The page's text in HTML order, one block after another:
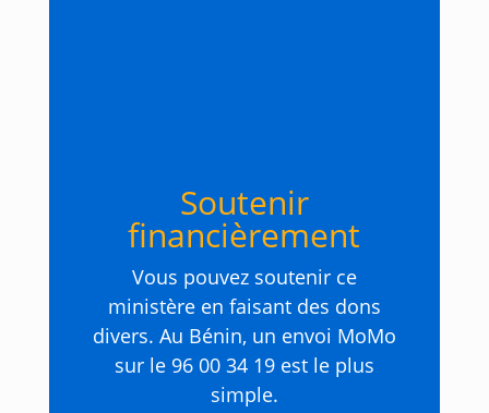
Soutenir
financièrement
Vous pouvez soutenir ce
ministère en faisant des dons
divers. Au Bénin, un envoi MoMo
sur le 96 00 34 19 est le plus
simple.